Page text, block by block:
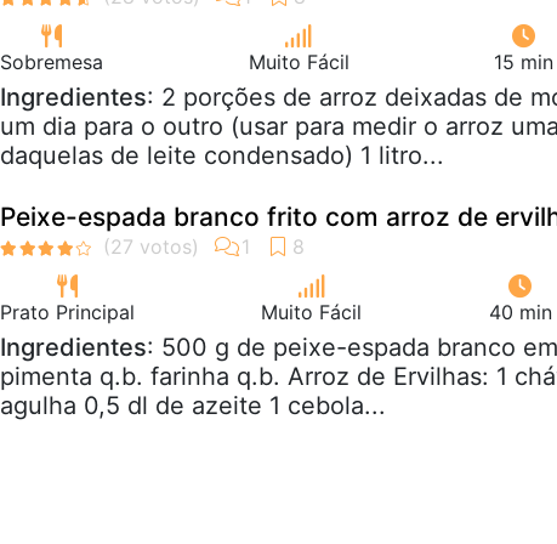
Sobremesa Muito Fácil 15 min
Ingredientes: 2 porções de arroz deixadas de
um dia para o outro (usar para medir o arroz
daquelas de leite condensado) 1 litro...
Peixe-espada branco frito com arroz de
Prato Principal Muito Fácil 40 min
Ingredientes: 500 g de peixe-espada branco
pimenta q.b. farinha q.b. Arroz de Ervilhas: 1
agulha 0,5 dl de azeite 1 cebola...